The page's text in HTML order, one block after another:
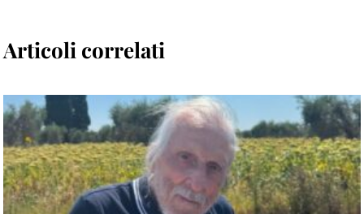
Articoli correlati